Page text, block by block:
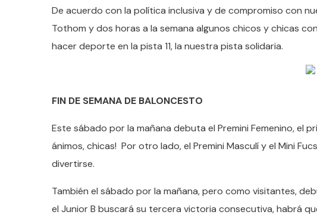
De acuerdo con la política inclusiva y de compromiso con
Tothom y dos horas a la semana algunos chicos y chicas
hacer deporte en la pista 11, la nuestra pista solidaria.
FIN DE SEMANA DE BALONCESTO
Este sábado por la mañana debuta el Premini Femenino, el
ánimos, chicas! Por otro lado, el Premini Masculí y el Mini
divertirse.
También el sábado por la mañana, pero como visitantes,
el Junior B buscará su tercera victoria consecutiva, habrá